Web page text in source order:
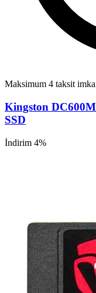
Maksimum 4 taksit
Kingston
SSD
İndirim 4%